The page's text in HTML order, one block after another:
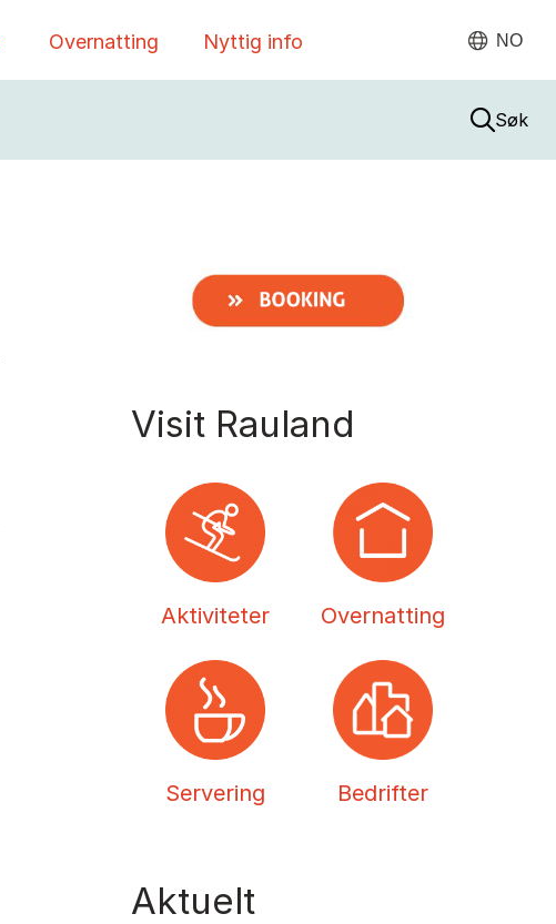
Overnatting Nyttig info NO
Søk
Visit Rauland
Aktiviteter Overnatting
Servering Bedrifter
Aktuelt